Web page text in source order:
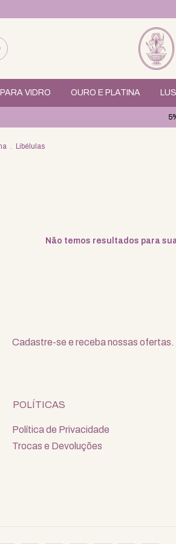
VIDRO OURO E PLATINA
. Libélulas
Não temos resultados para
Cadastre-se e receba nossas ofertas.
POLÍTICAS
Política de Privacidade
Trocas e Devoluções